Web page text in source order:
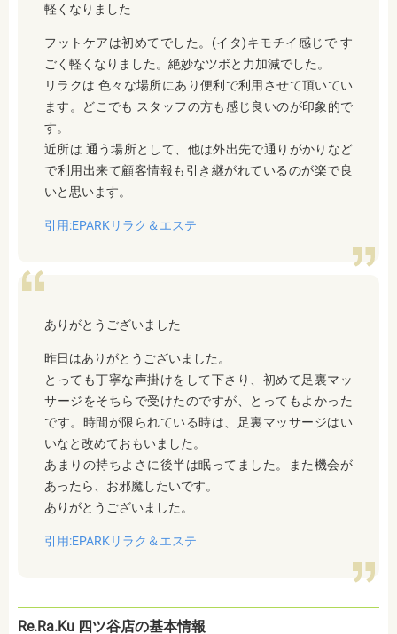
軽くなりました
フットケアは初めてでした。(イタ)キモチイ感じで す
ごく軽くなりました。絶妙なツボと力加減でした。
リラクは 色々な場所にあり便利で利用させて頂いてい
ます。どこでも スタッフの方も感じ良いのが印象的で
す。
近所は 通う場所として、他は外出先で通りがかりなど
で利用出来て顧客情報も引き継がれているのが楽で良
いと思います。
引用:EPARKリラク＆エステ
ありがとうございました
昨日はありがとうございました。
とっても丁寧な声掛けをして下さり、初めて足裏マッ
サージをそちらで受けたのですが、とってもよかった
です。時間が限られている時は、足裏マッサージはい
いなと改めておもいました。
あまりの持ちよさに後半は眠ってました。また機会が
あったら、お邪魔したいです。
ありがとうございました。
引用:EPARKリラク＆エステ
Re.Ra.Ku 四ツ谷店の基本情報